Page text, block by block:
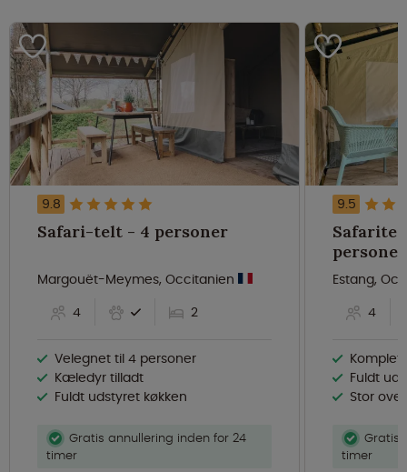
9.8
Safari-telt - 4 personer
Margouët-Meymes, Occitanien
4
2
Velegnet til 4 personer
Kæledyr tilladt
Fuldt udstyret køkken
Gratis annullering inden for 24
timer
9.5
personer
Estang,
4
Fuldt
Stor
Gratis
timer